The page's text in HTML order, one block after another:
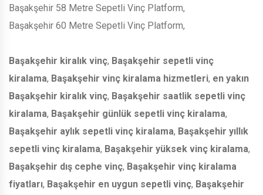
Başakşehir 58 Metre Sepetli Vinç Platform,
Başakşehir 60 Metre Sepetli Vinç Platform,
Başakşehir kiralık vinç, Başakşehir sepetli vinç
kiralama, Başakşehir vinç kiralama hizmetleri, en yakın
Başakşehir kiralık vinç, Başakşehir saatlik sepetli vinç
kiralama, Başakşehir günlük sepetli vinç kiralama,
Başakşehir aylık sepetli vinç kiralama, Başakşehir yıllık
sepetli vinç kiralama, Başakşehir yüksek vinç kiralama,
Başakşehir dış cephe vinç, Başakşehir vinç kiralama
fiyatları, Başakşehir en uygun sepetli vinç, Başakşehir